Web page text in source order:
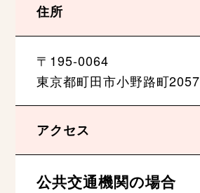
住所
〒195-0064
東京都町田市小野路町2057
アクセス
公共交通機関の場合